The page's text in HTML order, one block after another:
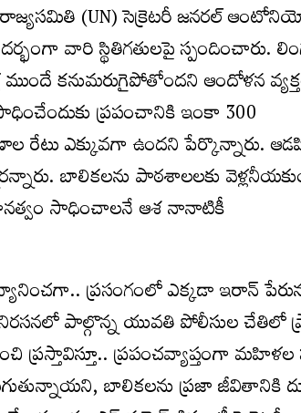
(UN) సెక్రెటరీ జనరల్
వారి స్థితిగతులపై స్పందించారు.
కనుమరుగైపోతోందని ఆందోళన
ప్రపంచానికి ఇంకా 300
ఎక్కువగా ఉందని పేర్కొన్నారు.
బాలికలను పాఠశాలలకు
సాధించాలనే ఆశ నానాటికీ
ప్రసంగంలో ఎక్కడా ఇరాన్‌
పాల్గొన్న యువతి పోలీసుల చేతిలో
ప్రపంచవ్యాప్తంగా మహిళల
బాలికలను ప్రజా జీవితానికి